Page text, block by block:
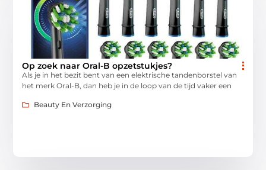
Op zoek naar Oral-B opzetstukjes?
Als je in het bezit bent van een elektrische tandenborstel van
het merk Oral-B, dan heb je in de loop van de tijd vaker een
Beauty En Verzorging